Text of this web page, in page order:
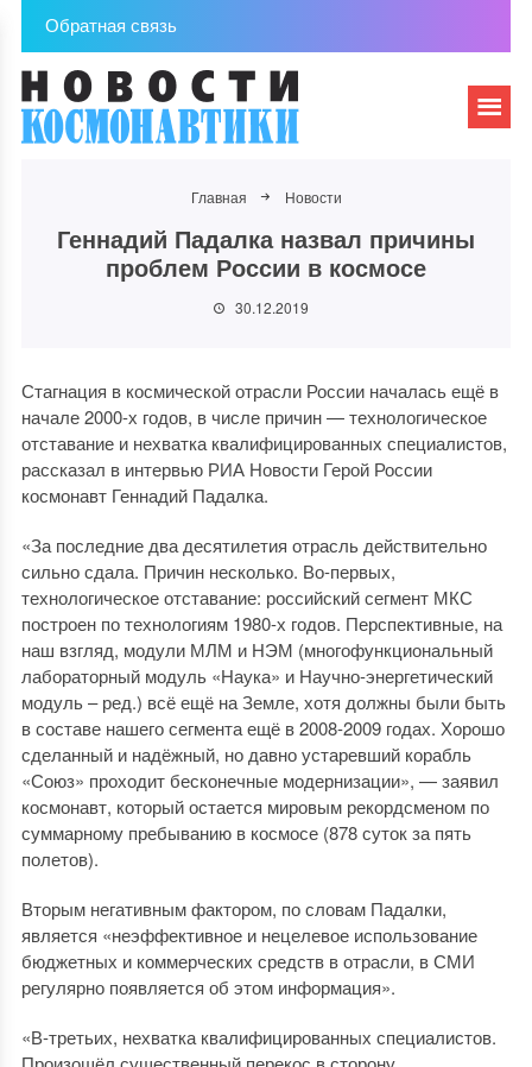
Обратная связь
Главная Новости
Геннадий Падалка назвал причины
проблем России в космосе
30.12.2019
Стагнация в космической отрасли России началась ещё в
начале 2000-х годов, в числе причин — технологическое
отставание и нехватка квалифицированных специалистов,
рассказал в интервью РИА Новости Герой России
космонавт Геннадий Падалка.
«За последние два десятилетия отрасль действительно
сильно сдала. Причин несколько. Во-первых,
технологическое отставание: российский сегмент МКС
построен по технологиям 1980-х годов. Перспективные, на
наш взгляд, модули МЛМ и НЭМ (многофункциональный
лабораторный модуль «Наука» и Научно-энергетический
модуль – ред.) всё ещё на Земле, хотя должны были быть
в составе нашего сегмента ещё в 2008-2009 годах. Хорошо
сделанный и надёжный, но давно устаревший корабль
«Союз» проходит бесконечные модернизации», — заявил
космонавт, который остается мировым рекордсменом по
суммарному пребыванию в космосе (878 суток за пять
полетов).
Вторым негативным фактором, по словам Падалки,
является «неэффективное и нецелевое использование
бюджетных и коммерческих средств в отрасли, в СМИ
регулярно появляется об этом информация».
«В-третьих, нехватка квалифицированных специалистов.